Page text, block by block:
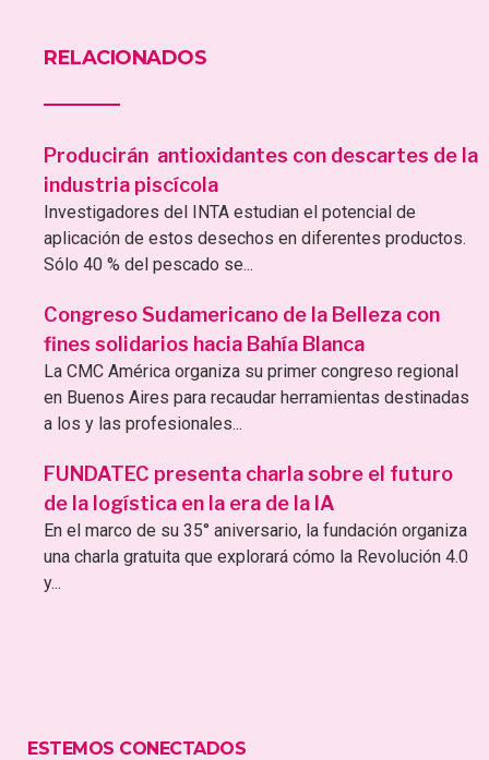
RELACIONADOS
Producirán antioxidantes con descartes de la
industria piscícola
Investigadores del INTA estudian el potencial de
aplicación de estos desechos en diferentes productos.
Sólo 40 % del pescado se...
Congreso Sudamericano de la Belleza con
fines solidarios hacia Bahía Blanca
La CMC América organiza su primer congreso regional
en Buenos Aires para recaudar herramientas destinadas
a los y las profesionales...
FUNDATEC presenta charla sobre el futuro
de la logística en la era de la IA
En el marco de su 35° aniversario, la fundación organiza
una charla gratuita que explorará cómo la Revolución 4.0
y...
ESTEMOS CONECTADOS